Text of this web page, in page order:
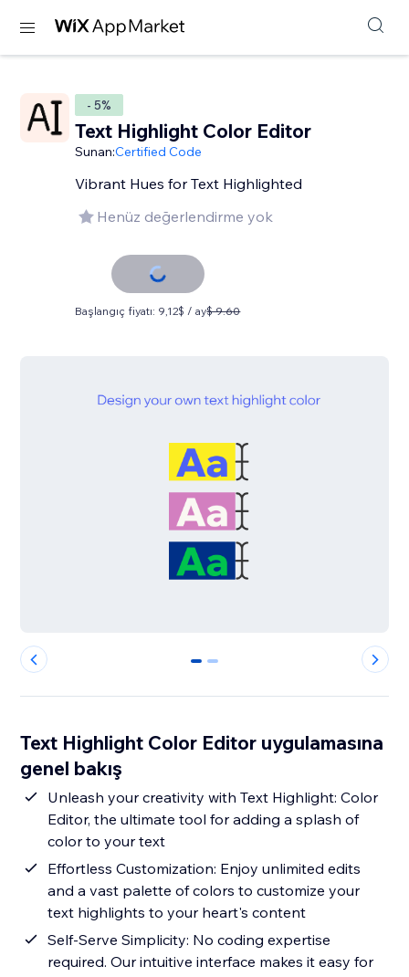
- 5%
Text Highlight Color Editor
Sunan:Certified Code
Vibrant Hues for Text Highlighted
Henüz değerlendirme yok
Başlangıç fiyatı: 9,12$ / ay$ 9.60
0 1
Text Highlight Color Editor uygulamasına
genel bakış
Unleash your creativity with Text Highlight: Color
Editor, the ultimate tool for adding a splash of
color to your text
Effortless Customization: Enjoy unlimited edits
and a vast palette of colors to customize your
text highlights to your heart's content
Self-Serve Simplicity: No coding expertise
required. Our intuitive interface makes it easy for